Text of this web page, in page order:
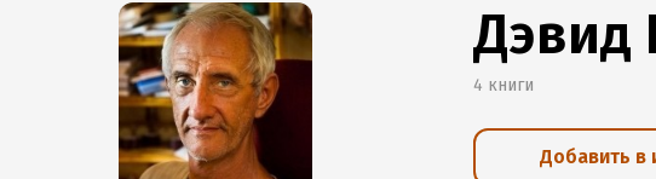
Дэвид
4 книги
Добавить в